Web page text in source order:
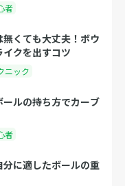
者
くても大丈夫！ボウ
イクを出すコツ
ニック
ルの持ち方でカーブ
者
に適したボールの重